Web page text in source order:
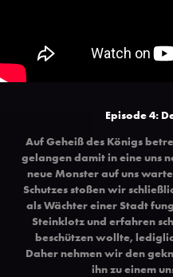
Episode 4:
Auf Geheiß des Königs
gelangen damit in eine uns
neue Monster auf uns
Schutzes stoßen wir
als Wächter einer Stadt
Steinklotz und erfahren
beschützen wollte,
Daher nehmen wir den
ihn zu einem